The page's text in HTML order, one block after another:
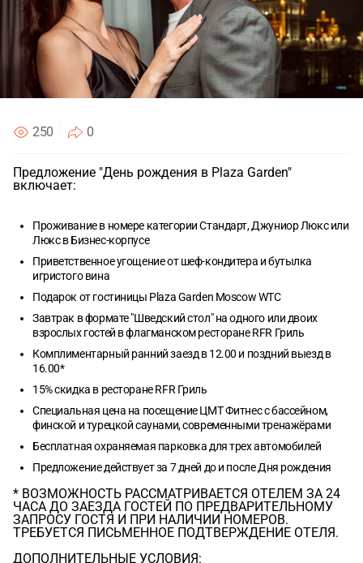
Предложение "День рождения в Plaza Garden"
включает:
Проживание в номере категории Стандарт, Джуниор Люкс или
Люкс в Бизнес-корпусе
Приветственное угощение от шеф-кондитера и бутылка
игристого вина
Подарок от гостиницы Plaza Garden Moscow WTC
Завтрак в формате "Шведский стол" на одного или двоих
взрослых гостей в флагманском ресторане RFR Гриль
Комплиментарный ранний заезд в 12.00 и поздний выезд в
16.00*
15% скидка в ресторане RFR Гриль
Специальная цена на посещение ЦМТ Фитнес с бассейном,
финской и турецкой саунами, современными тренажёрами
Бесплатная охраняемая парковка для трех автомобилей
Предложение действует за 7 дней до и после Дня рождения
* ВОЗМОЖНОСТЬ РАССМАТРИВАЕТСЯ ОТЕЛЕМ ЗА 24
ЧАСА ДО ЗАЕЗДА ГОСТЕЙ ПО ПРЕДВАРИТЕЛЬНОМУ
ЗАПРОСУ ГОСТЯ И ПРИ НАЛИЧИИ НОМЕРОВ.
ТРЕБУЕТСЯ ПИСЬМЕННОЕ ПОДТВЕРЖДЕНИЕ ОТЕЛЯ.
ДОПОЛНИТЕЛЬНЫЕ УСЛОВИЯ:
250 0
Согласен с политикой конфиденциальности
ОТПРАВИТЬ
Согласен с политикой конфиденциальности
ОТПРАВИТЬ